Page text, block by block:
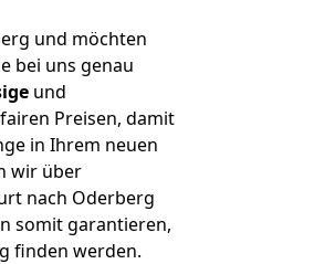
und möchten
bei uns genau
und
Preisen, damit
in Ihrem neuen
wir über
nach Oderberg
somit garantieren,
finden werden.